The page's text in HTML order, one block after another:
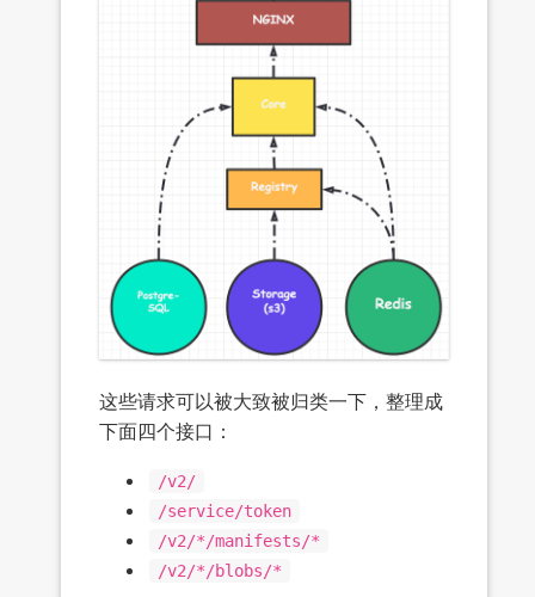
这些请求可以被大致被归类一下，整理成
下面四个接口：
/v2/
/service/token
/v2/*/manifests/*
/v2/*/blobs/*